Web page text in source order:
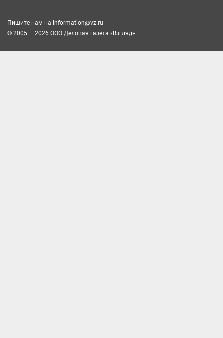
Пишите нам на information@vz.ru
© 2005 — 2026 ООО Деловая газета «Взгляд»